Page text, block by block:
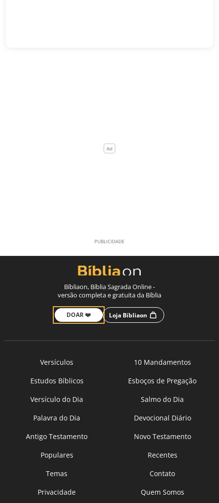
Bíbliaon, Bíblia Sagrada Online -
versão completa e gratuita da Bíblia
DOAR ❤️ Loja Bíbliaon
Versículos
10 Mandamentos
Estudos Bíblicos
Esboços de Pregação
Versículo do Dia
Salmo do Dia
Palavra do Dia
Devocional Diário
Antigo Testamento
Novo Testamento
Populares
Recentes
Temas
Contato
Privacidade
Quem Somos